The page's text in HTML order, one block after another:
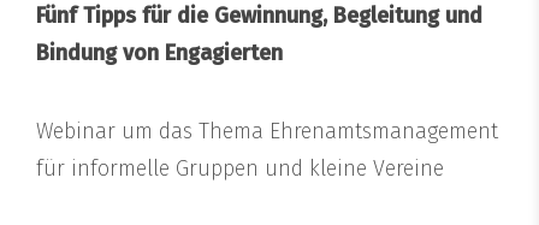
Fünf Tipps für die Gewinnung, Begleitung und
Bindung von Engagierten
Webinar um das Thema Ehrenamtsmanagement
für informelle Gruppen und kleine Vereine